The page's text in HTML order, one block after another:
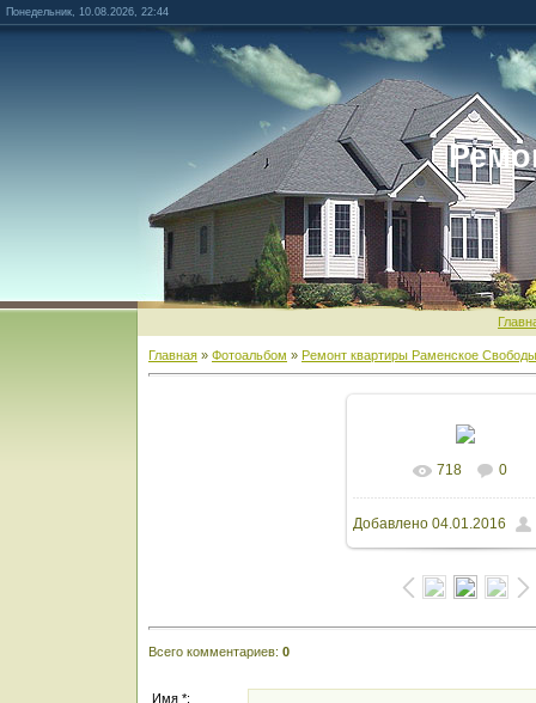
Понедельник, 10.08.2026, 22:44
Главная » Фотоальбом » Ремонт квартиры Раменское
В реальном
1599x899/ 91.4Kb
718 0
Добавлено04.01.2016
Всего комментариев: 0
Имя *: